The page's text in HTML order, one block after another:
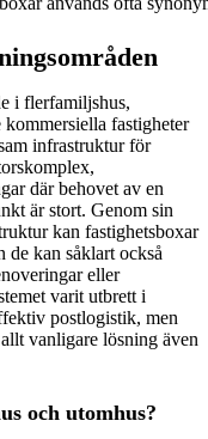
i flerfamiljshus,
kommersiella fastigheter
infrastruktur för
där behovet av en
är stort. Genom sin
kan fastighetsboxar
de kan såklart också
eller
varit utbrett i
postlogistik, men
vanligare lösning även
och utomhus?